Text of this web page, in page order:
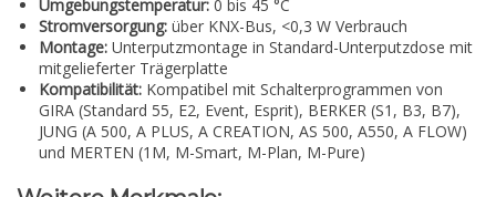
Umgebungstemperatur: 0 bis 45 °C
Stromversorgung: über KNX-Bus, <0,3 W Verbrauch
Montage: Unterputzmontage in Standard-Unterputzdose mit
mitgelieferter Trägerplatte
Kompatibilität: Kompatibel mit Schalterprogrammen von
GIRA (Standard 55, E2, Event, Esprit), BERKER (S1, B3, B7),
JUNG (A 500, A PLUS, A CREATION, AS 500, A550, A FLOW)
und MERTEN (1M, M-Smart, M-Plan, M-Pure)